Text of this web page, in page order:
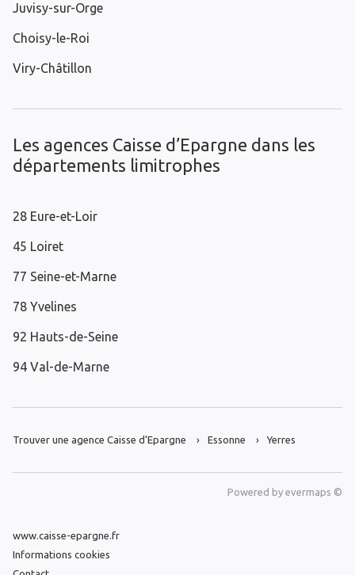
Juvisy-sur-Orge
Choisy-le-Roi
Viry-Châtillon
Les agences Caisse d’Epargne dans les
départements limitrophes
28 Eure-et-Loir
45 Loiret
77 Seine-et-Marne
78 Yvelines
92 Hauts-de-Seine
94 Val-de-Marne
Trouver une agence Caisse d’Epargne Essonne Yerres
Powered by evermaps ©
www.caisse-epargne.fr
Informations cookies